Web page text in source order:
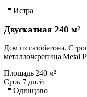
📍 Истра
Двускатная 240 м²
Дом из газобетона.
металлочерепица Metal
Площадь 240 м²
Срок 7 дней
📍 Одинцово